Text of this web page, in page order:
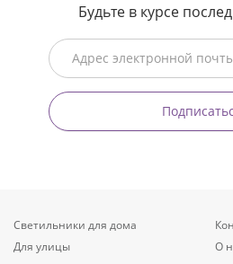
Будьте в курсе
Светильники для дома
Для улицы
О